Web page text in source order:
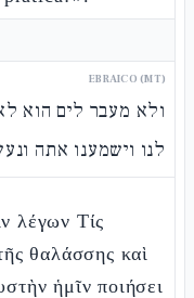
EBRAICO (MT)
ולא מעבר לים הוא
לנו וישמענו אתה
λέγων Τίς
θαλάσσης καὶ
ἡμῖν ποιήσει